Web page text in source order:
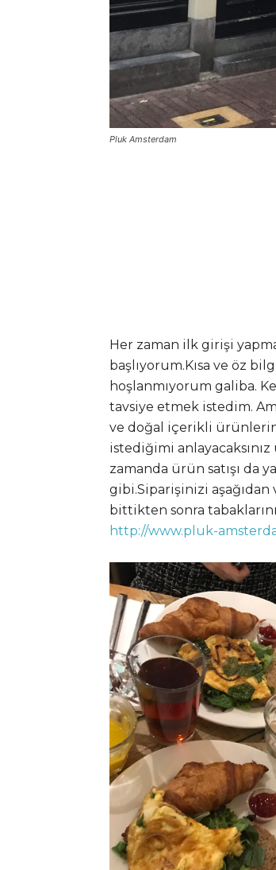
Pluk Amsterdam
Her zaman ilk girişi
başlıyorum.Kısa ve öz
hoşlanmıyorum galiba.
tavsiye etmek istedim.
ve doğal içerikli
istediğimi
zamanda ürün satışı da
gibi.Siparişinizi
bittikten sonra
http://www.pluk-